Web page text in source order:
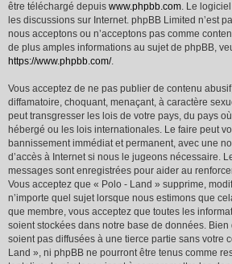
être téléchargé depuis www.phpbb.com. Le
les discussions sur Internet. phpBB Limited n’est
nous acceptons ou n’acceptons pas comme
de plus amples informations au sujet de phpBB,
https://www.phpbb.com/.
Vous acceptez de ne pas publier de contenu
diffamatoire, choquant, menaçant, à caractère
peut transgresser les lois de votre pays, du pays
hébergé ou les lois internationales. Le faire peut
bannissement immédiat et permanent, avec une
d’accès à Internet si nous le jugeons nécessaire.
messages sont enregistrées pour aider au
Vous acceptez que « Polo - Land » supprime,
n’importe quel sujet lorsque nous estimons que
que membre, vous acceptez que toutes les
soient stockées dans notre base de données.
soient pas diffusées à une tierce partie sans votre
Land », ni phpBB ne pourront être tenus comme